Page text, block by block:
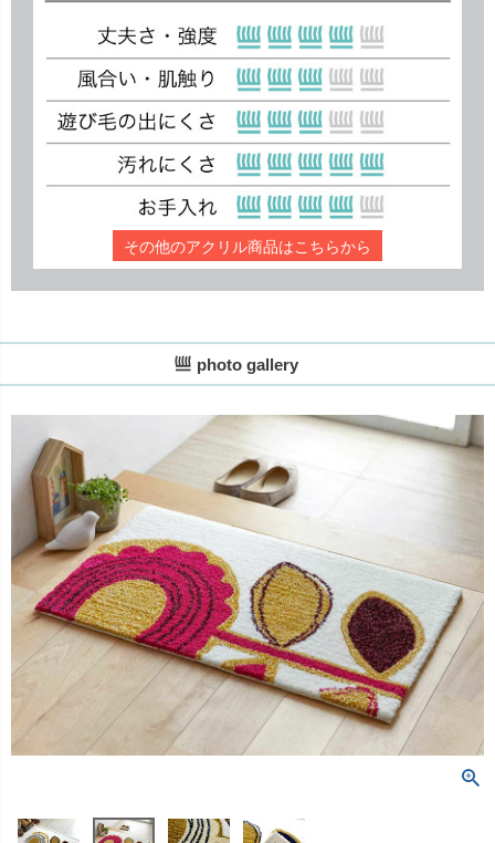
その他のアクリル商品はこちらから
photo gallery